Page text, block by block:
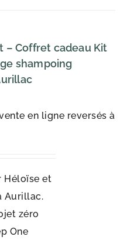
– Coffret cadeau Kit
shampoing
en ligne reversés à
Héloïse et
Aurillac.
zéro
One